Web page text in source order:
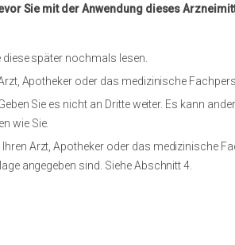
Sie mit der Anwendung dieses
später nochmals lesen.
Apotheker oder das medizinische
Sie es nicht an Dritte weiter. Es kann
wie Sie.
Arzt, Apotheker oder das medizinische
angegeben sind. Siehe Abschnitt 4.